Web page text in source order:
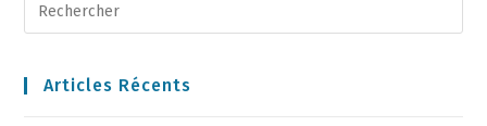
Articles Récents